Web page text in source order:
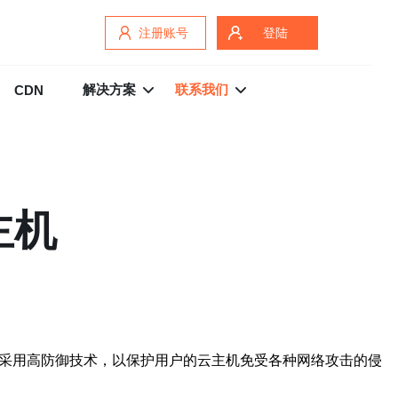
注册账号 登陆
CDN 解决方案 联系我们
机
高防御技术，以保护用户的云主机免受各种网络攻击的侵